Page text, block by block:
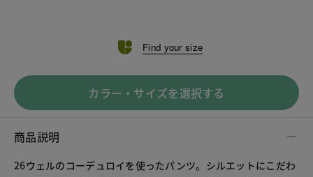
Find your size
カラー・サイズを選択する
商品説明
26ウェルのコーデュロイを使ったパンツ。シルエットにこだわ